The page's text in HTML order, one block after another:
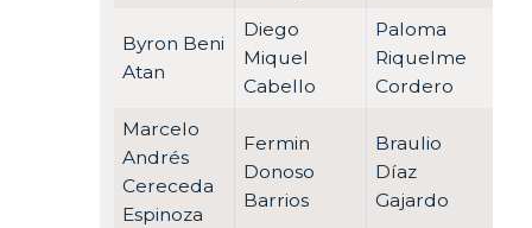
Byron Beni
Atan
Diego
Miquel
Cabello
Paloma
Riquelme
Cordero
Marcelo
Andrés
Cereceda
Espinoza
Fermin
Donoso
Barrios
Braulio
Díaz
Gajardo